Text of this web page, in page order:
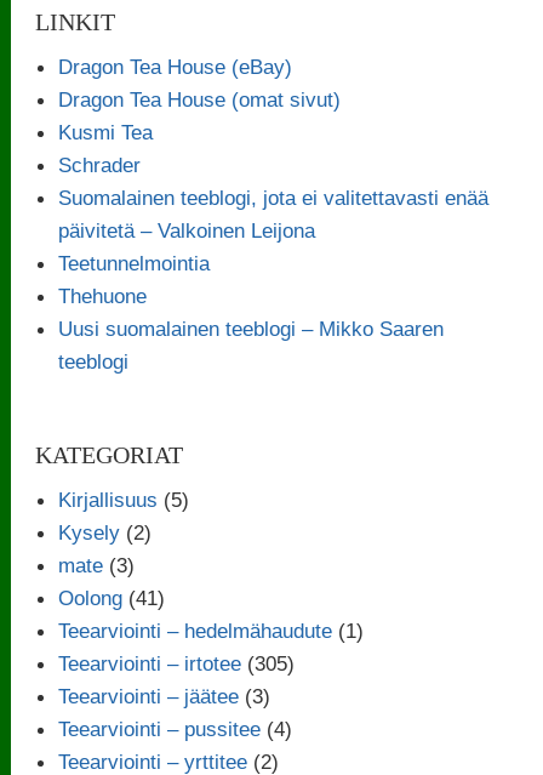
LINKIT
Dragon Tea House (eBay)
Dragon Tea House (omat sivut)
Kusmi Tea
Schrader
Suomalainen teeblogi, jota ei valitettavasti enää
päivitetä – Valkoinen Leijona
Teetunnelmointia
Thehuone
Uusi suomalainen teeblogi – Mikko Saaren
teeblogi
KATEGORIAT
Kirjallisuus (5)
Kysely (2)
mate (3)
Oolong (41)
Teearviointi – hedelmähaudute (1)
Teearviointi – irtotee (305)
Teearviointi – jäätee (3)
Teearviointi – pussitee (4)
Teearviointi – yrttitee (2)